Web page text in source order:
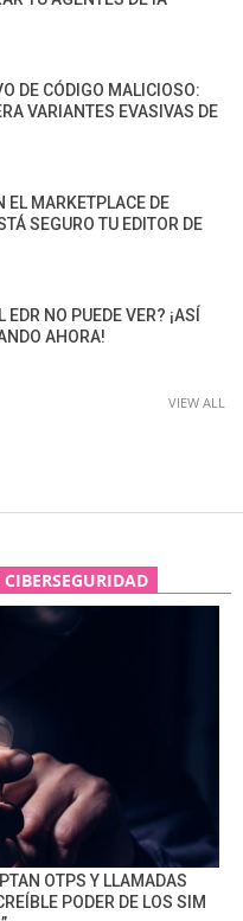
DE CÓDIGO MALICIOSO:
VARIANTES EVASIVAS DE
EL MARKETPLACE DE
SEGURO TU EDITOR DE
EDR NO PUEDE VER? ¡ASÍ
AHORA!
VIEW ALL
OTPS Y LLAMADAS
PODER DE LOS SIM